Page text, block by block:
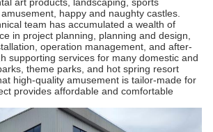
happy and naughty castles.
team has accumulated a wealth of
in project planning, planning and design,
operation management, and after-
supporting services for many domestic and
theme parks, and hot spring resort
high-quality amusement is tailor-made for
provides affordable and comfortable